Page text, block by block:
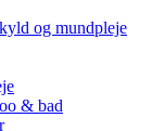
og mundpleje
& bad